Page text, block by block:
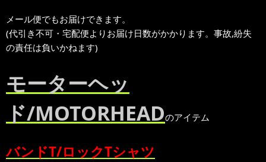
メール便でもお届けできます。
(代引き不可・宅配便よりお届け日数がかかります。事故,紛失
の責任は負いかねます)
モーターヘッ
ド/MOTORHEADのアイテム
バンドT/ロックTシャツ